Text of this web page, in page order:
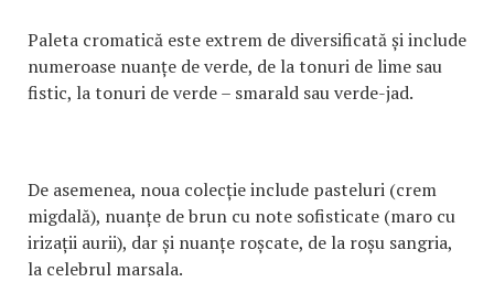
Paleta cromatică este extrem de diversificată și include
numeroase nuanțe de verde, de la tonuri de lime sau
fistic, la tonuri de verde – smarald sau verde-jad.
De asemenea, noua colecție include pasteluri (crem
migdală), nuanțe de brun cu note sofisticate (maro cu
irizații aurii), dar și nuanțe roșcate, de la roșu sangria,
la celebrul marsala.